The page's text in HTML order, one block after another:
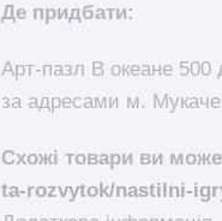
Де придбати:
Арт-пазл В океане
за адресами м.
Схожі товари ви
ta-rozvytok/nastilni-